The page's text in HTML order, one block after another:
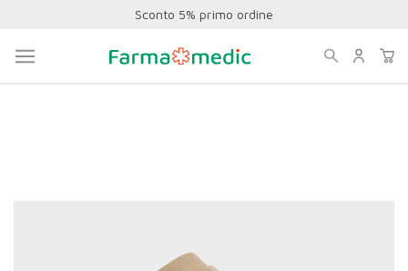
Sconto 5% primo ordine
BEIGE